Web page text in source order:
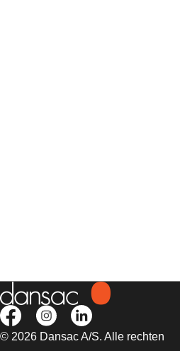
© 2026 Dansac A/S. Alle rechten